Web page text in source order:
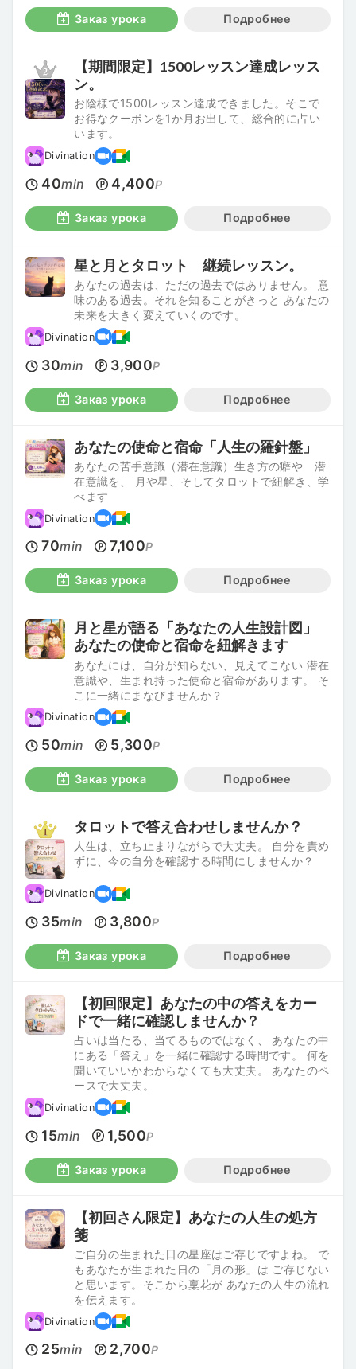
Заказ урока Подробнее
【期間限定】1500レッスン達成レッス
ン。
お陰様で1500レッスン達成できました。そこで
お得なクーポンを1か月お出して、総合的に占い
います。
Divination
40min 4,400P
Заказ урока Подробнее
星と月とタロット 継続レッスン。
あなたの過去は、ただの過去ではありません。 意
味のある過去。それを知ることがきっと あなたの
未来を大きく変えていくのです。
Divination
30min 3,900P
Заказ урока Подробнее
あなたの使命と宿命「人生の羅針盤」
あなたの苦手意識（潜在意識）生き方の癖や 潜
在意識を、 月や星、そしてタロットで紐解き、学
べます
Divination
70min 7,100P
Заказ урока Подробнее
月と星が語る「あなたの人生設計図」
あなたの使命と宿命を紐解きます
あなたには、自分が知らない、見えてこない 潜在
意識や、生まれ持った使命と宿命があります。 そ
こに一緒にまなびませんか？
Divination
50min 5,300P
Заказ урока Подробнее
タロットで答え合わせしませんか？
人生は、立ち止まりながらで大丈夫。 自分を責め
ずに、今の自分を確認する時間にしませんか？
Divination
35min 3,800P
Заказ урока Подробнее
【初回限定】あなたの中の答えをカー
ドで一緒に確認しませんか？
占いは当たる、当てるものではなく、 あなたの中
にある「答え」を一緒に確認する時間です。 何を
聞いていいかわからなくても大丈夫。 あなたのペ
ースで大丈夫。
Divination
15min 1,500P
Заказ урока Подробнее
【初回さん限定】あなたの人生の処方
箋
ご自分の生まれた日の星座はご存じですよね。 で
もあなたが生まれた日の「月の形」は ご存じない
と思います。そこから稟花が あなたの人生の流れ
を伝えます。
Divination
25min 2,700P